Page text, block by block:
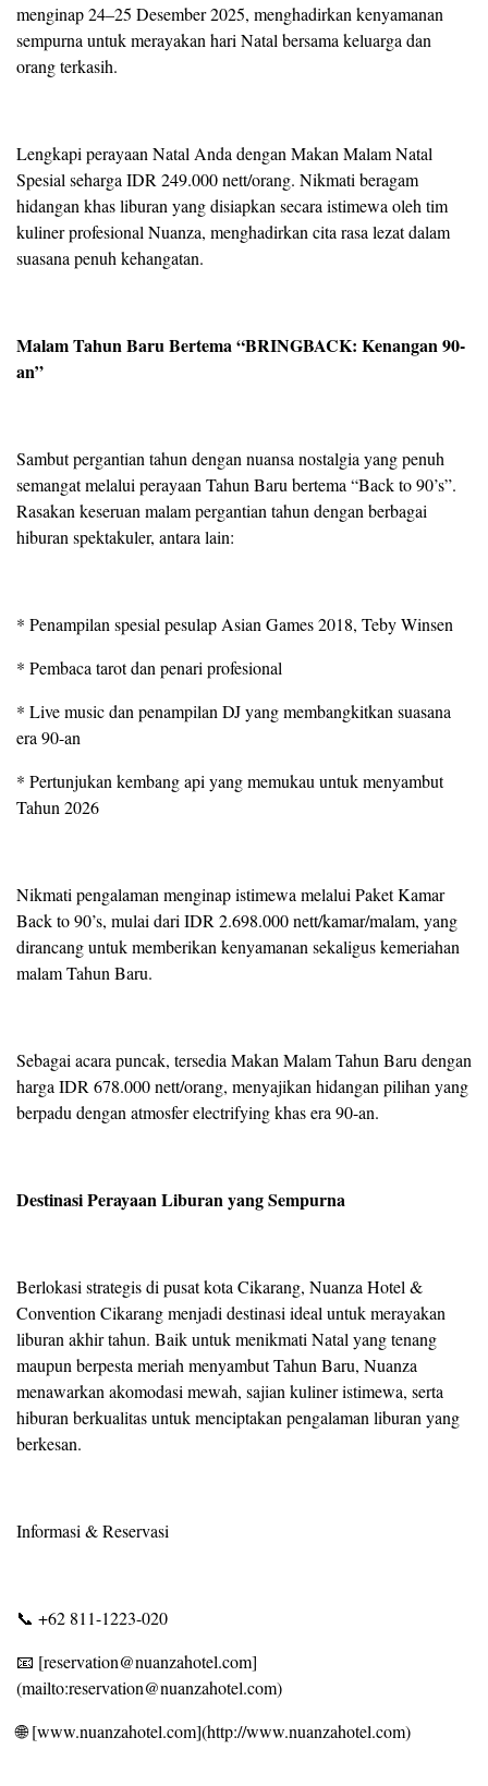
menginap 24–25 Desember 2025, menghadirkan kenyamanan
sempurna untuk merayakan hari Natal bersama keluarga dan
orang terkasih.
Lengkapi perayaan Natal Anda dengan Makan Malam Natal
Spesial seharga IDR 249.000 nett/orang. Nikmati beragam
hidangan khas liburan yang disiapkan secara istimewa oleh tim
kuliner profesional Nuanza, menghadirkan cita rasa lezat dalam
suasana penuh kehangatan.
Malam Tahun Baru Bertema “BRINGBACK: Kenangan 90-
an”
Sambut pergantian tahun dengan nuansa nostalgia yang penuh
semangat melalui perayaan Tahun Baru bertema “Back to 90’s”.
Rasakan keseruan malam pergantian tahun dengan berbagai
hiburan spektakuler, antara lain:
* Penampilan spesial pesulap Asian Games 2018, Teby Winsen
* Pembaca tarot dan penari profesional
* Live music dan penampilan DJ yang membangkitkan suasana
era 90-an
* Pertunjukan kembang api yang memukau untuk menyambut
Tahun 2026
Nikmati pengalaman menginap istimewa melalui Paket Kamar
Back to 90’s, mulai dari IDR 2.698.000 nett/kamar/malam, yang
dirancang untuk memberikan kenyamanan sekaligus kemeriahan
malam Tahun Baru.
Sebagai acara puncak, tersedia Makan Malam Tahun Baru dengan
harga IDR 678.000 nett/orang, menyajikan hidangan pilihan yang
berpadu dengan atmosfer electrifying khas era 90-an.
Destinasi Perayaan Liburan yang Sempurna
Berlokasi strategis di pusat kota Cikarang, Nuanza Hotel &
Convention Cikarang menjadi destinasi ideal untuk merayakan
liburan akhir tahun. Baik untuk menikmati Natal yang tenang
maupun berpesta meriah menyambut Tahun Baru, Nuanza
menawarkan akomodasi mewah, sajian kuliner istimewa, serta
hiburan berkualitas untuk menciptakan pengalaman liburan yang
berkesan.
Informasi & Reservasi
📞 +62 811-1223-020
📧 [reservation@nuanzahotel.com]
(mailto:reservation@nuanzahotel.com)
🌐 [www.nuanzahotel.com](http://www.nuanzahotel.com)